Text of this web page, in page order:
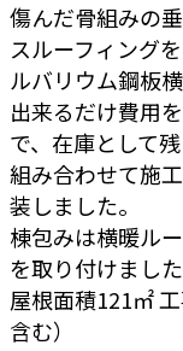
傷んだ骨組みの
スルーフィングを
ルバリウム鋼板
出来るだけ費用
で、在庫として
組み合わせて施
装しました。
棟包みは横暖ル
を取り付けました
屋根面積121㎡
含む）